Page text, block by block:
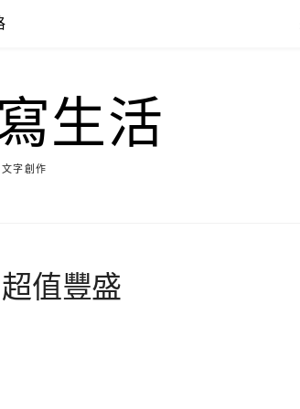
生活
字創作
值豐盛